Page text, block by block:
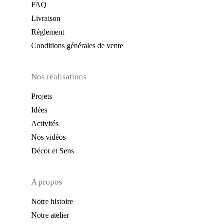
FAQ
Livraison
Règlement
Conditions générales de vente
Nos réalisations
Projets
Idées
Activités
Nos vidéos
Décor et Sens
A propos
Notre histoire
Notre atelier